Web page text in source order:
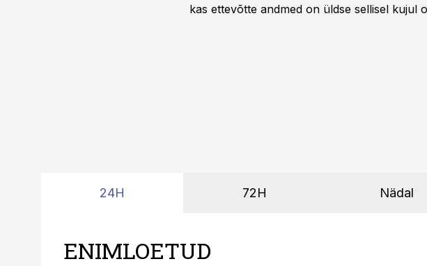
kas ettevõtte andmed on üldse sellisel kujul
24H 72H Nädal
ENIMLOETUD